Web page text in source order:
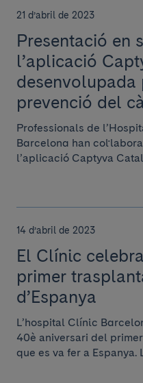
21 d’abril de 2023
Presentació en
l’aplicació
prevenció del
Professionals de
Barcelona han
l’aplicació Captyva
14 d’abril de 2023
El Clínic
primer
d’Espanya
L’hospital Clínic
40è aniversari del
que es va fer a Espanya.